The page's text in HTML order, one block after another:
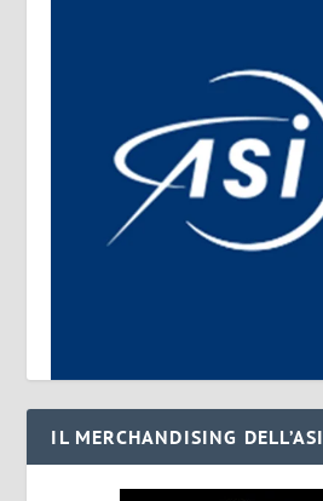
IL MERCHANDISING DELL’ASI